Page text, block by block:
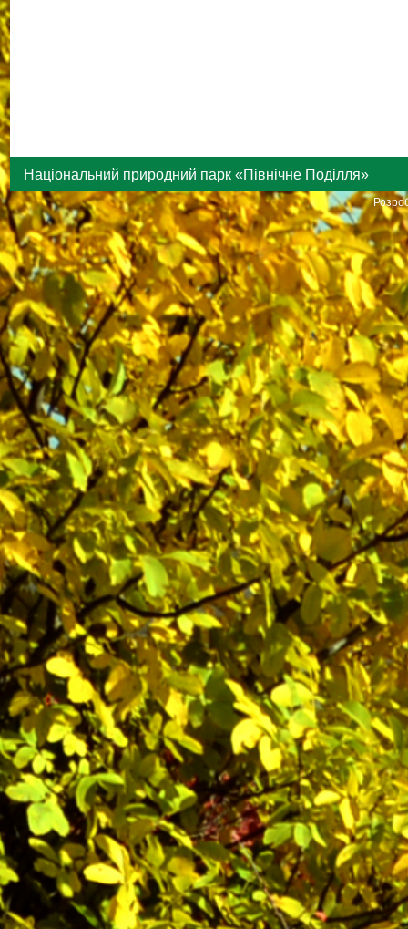
Національний природний парк «Північне Поділля»